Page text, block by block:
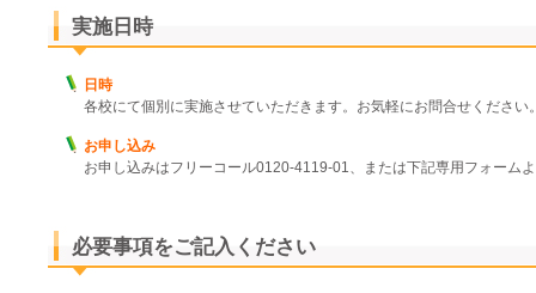
実施日時
日時
各校にて個別に実施させていただきます。お気軽にお問合せください
お申し込み
お申し込みはフリーコール0120-4119-01、または下記専用フォーム
必要事項をご記入ください